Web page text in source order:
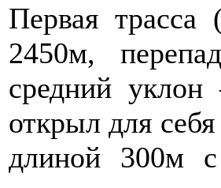
Первая трасса
2450м,
средний
открыл для себя
длиной 300м